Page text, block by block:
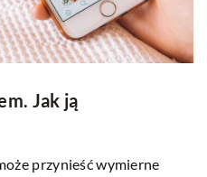
Jak ją
przynieść wymierne